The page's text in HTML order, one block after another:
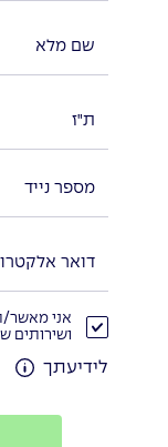
אני מאשר/
ושירותים
לידיעתך